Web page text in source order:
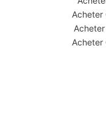
Acheter
Acheter